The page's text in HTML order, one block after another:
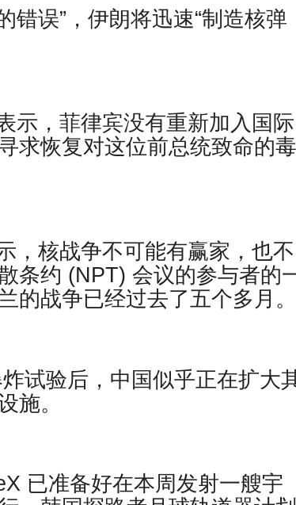
错误”，伊朗将迅速“制造核弹
示，菲律宾没有重新加入国际
求恢复对这位前总统致命的毒
，核战争不可能有赢家，也不
条约 (NPT) 会议的参与者的
的战争已经过去了五个多月。
试验后，中国似乎正在扩大
施。
已准备好在本周发射一艘宇